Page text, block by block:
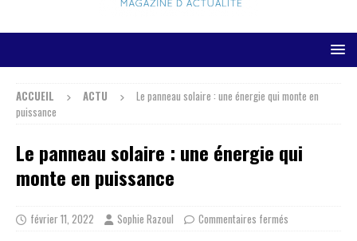
ACCUEIL ACTU
Le panneau solaire : une énergie qui monte en
puissance
Le panneau solaire : une énergie qui
monte en puissance
février 11, 2022 Sophie Razoul Commentaires fermés